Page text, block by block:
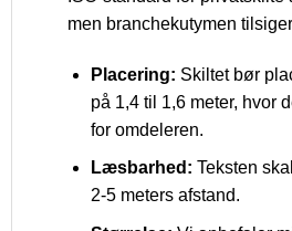
men branchekutymen
Placering: Skiltet bør
på 1,4 til 1,6 meter, hvor
for omdeleren.
Læsbarhed: Teksten
2-5 meters afstand.